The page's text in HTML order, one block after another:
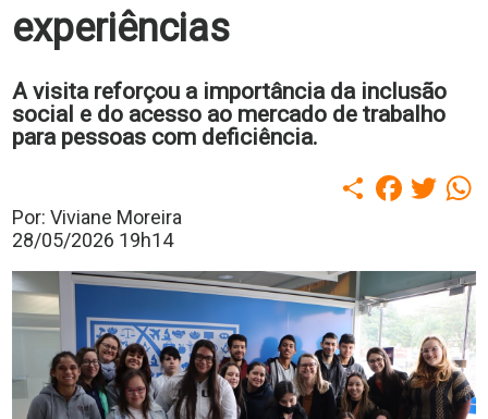
Tenha
um
Portal
de
Periódicos
Calendário
da
Biblioteca
Guairacard
Portal
da
Empregabilidade
Destaque
Mais
Opções
experiências
A visita reforçou a importância da inclusão
social e do acesso ao mercado de trabalho
para pessoas com deficiência.
Compartilhar
Por: Viviane Moreira
28/05/2026 19h14